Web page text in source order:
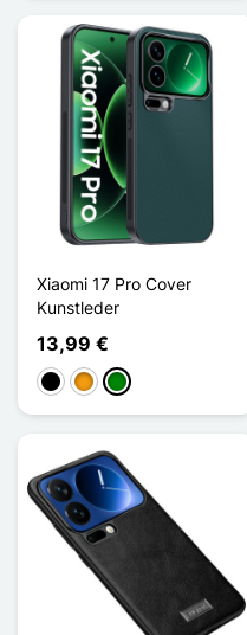
Xiaomi 17 Pro Cover
Kunstleder
13,99 €
Schwarz
Orange
Grün